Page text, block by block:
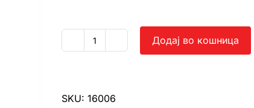
Нуша
Додај во кошница
SKU: 16006